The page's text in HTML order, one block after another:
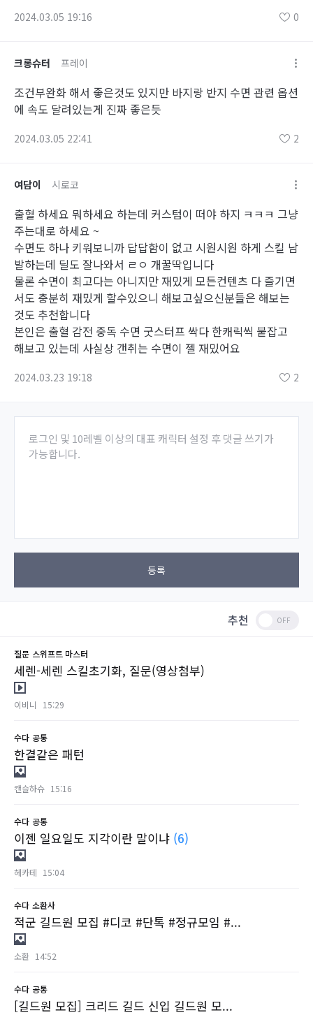
2024.03.05 19:16 0
크롱슈터 프레이
조건부완화 해서 좋은것도 있지만 바지랑 반지 수면 관련 옵션
에 속도 달려있는게 진짜 좋은듯
2024.03.05 22:41 2
여담이 시로코
출혈 하세요 뭐하세요 하는데 커스텀이 떠야 하지 ㅋㅋㅋ 그냥
주는대로 하세요 ~
수면도 하나 키워보니까 답답함이 없고 시원시원 하게 스킬 남
발하는데 딜도 잘나와서 ㄹㅇ 개꿀딱입니다
물론 수면이 최고다는 아니지만 재밌게 모든컨텐츠 다 즐기면
서도 충분히 재밌게 할수있으니 해보고싶으신분들은 해보는
것도 추천합니다
본인은 출혈 감전 중독 수면 굿스터프 싹다 한캐릭씩 붙잡고
해보고 있는데 사실상 갠취는 수면이 젤 재밌어요
2024.03.23 19:18 2
로그인 및 10레벨 이상의 대표 캐릭터 설정 후 댓글 쓰기가
가능합니다.
등록
추천
질문 스위프트 마스터
세렌-세렌 스킬초기화, 질문(영상첨부)
이비니 15:29
수다 공통
한결같은 패턴
캔슬하슈 15:16
수다 공통
이젠 일요일도 지각이란 말이냐 (6)
헤카테 15:04
수다 소환사
적군 길드원 모집 #디코 #단톡 #정규모임 #...
소환 14:52
수다 공통
[길드원 모집] 크리드 길드 신입 길드원 모...